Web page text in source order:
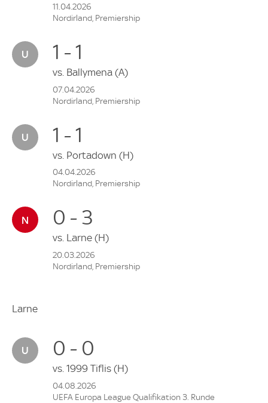
11.04.2026
Nordirland, Premiership
1 - 1
vs. Ballymena (A)
07.04.2026
Nordirland, Premiership
1 - 1
vs. Portadown (H)
04.04.2026
Nordirland, Premiership
0 - 3
vs. Larne (H)
20.03.2026
Nordirland, Premiership
Larne
0 - 0
vs. 1999 Tiflis (H)
04.08.2026
UEFA Europa League Qualifikation 3. Runde